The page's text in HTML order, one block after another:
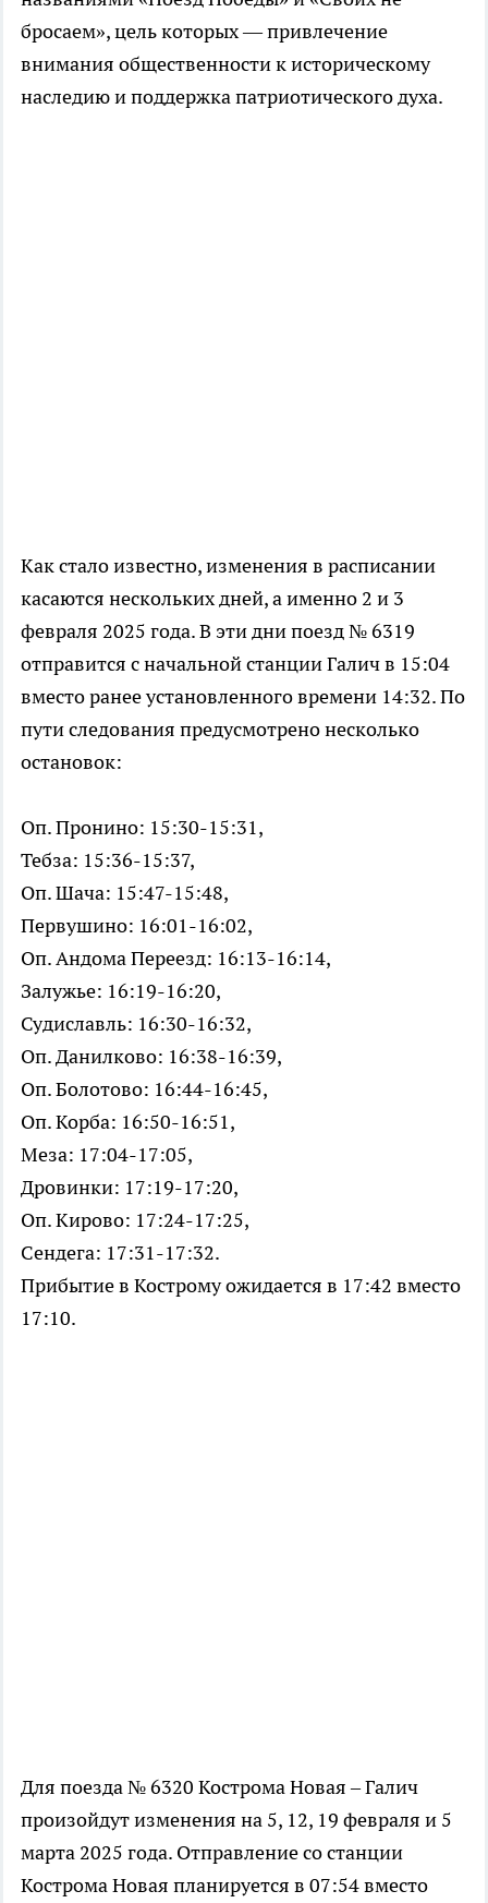
бросаем», цель которых — привлечение
внимания общественности к историческому
наследию и поддержка патриотического духа.
Как стало известно, изменения в расписании
касаются нескольких дней, а именно 2 и 3
февраля 2025 года. В эти дни поезд № 6319
отправится с начальной станции Галич в 15:04
вместо ранее установленного времени 14:32. По
пути следования предусмотрено несколько
остановок:
Оп. Пронино: 15:30-15:31,
Тебза: 15:36-15:37,
Оп. Шача: 15:47-15:48,
Первушино: 16:01-16:02,
Оп. Андома Переезд: 16:13-16:14,
Залужье: 16:19-16:20,
Судиславль: 16:30-16:32,
Оп. Данилково: 16:38-16:39,
Оп. Болотово: 16:44-16:45,
Оп. Корба: 16:50-16:51,
Меза: 17:04-17:05,
Дровинки: 17:19-17:20,
Оп. Кирово: 17:24-17:25,
Сендега: 17:31-17:32.
Прибытие в Кострому ожидается в 17:42 вместо
17:10.
Для поезда № 6320 Кострома Новая – Галич
произойдут изменения на 5, 12, 19 февраля и 5
марта 2025 года. Отправление со станции
Кострома Новая планируется в 07:54 вместо